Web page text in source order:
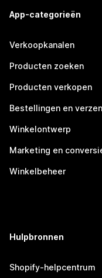
App-categorieën
Verkoopkanalen
Producten zoeken
Producten verkopen
Bestellingen en
Winkelontwerp
Marketing en
Winkelbeheer
Hulpbronnen
Shopify-helpcentrum